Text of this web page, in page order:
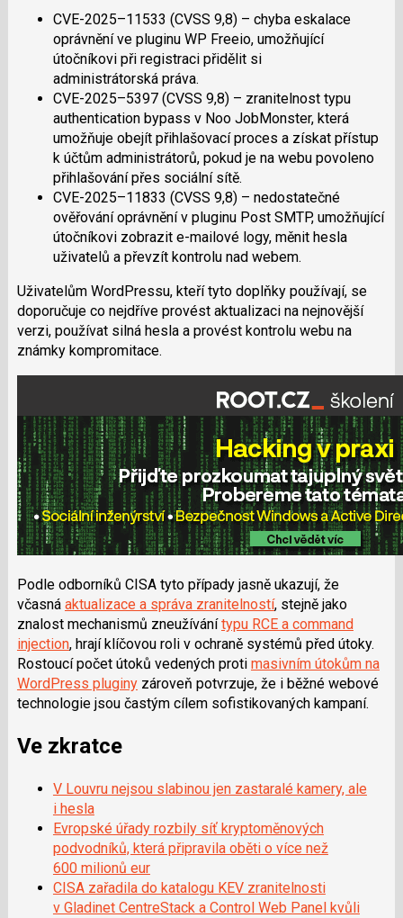
CVE-2025–11533 (CVSS 9,8) – chyba eskalace
oprávnění ve pluginu WP Freeio, umožňující
útočníkovi při registraci přidělit si
administrátorská práva.
CVE-2025–5397 (CVSS 9,8) – zranitelnost typu
authentication bypass v Noo JobMonster, která
umožňuje obejít přihlašovací proces a získat přístup
k účtům administrátorů, pokud je na webu povoleno
přihlašování přes sociální sítě.
CVE-2025–11833 (CVSS 9,8) – nedostatečné
ověřování oprávnění v pluginu Post SMTP, umožňující
útočníkovi zobrazit e-mailové logy, měnit hesla
uživatelů a převzít kontrolu nad webem.
Uživatelům WordPressu, kteří tyto doplňky používají, se
doporučuje co nejdříve provést aktualizaci na nejnovější
verzi, používat silná hesla a provést kontrolu webu na
známky kompromitace.
Podle odborníků CISA tyto případy jasně ukazují, že
včasná aktualizace a správa zranitelností, stejně jako
znalost mechanismů zneužívánítypu RCE a command
injection, hrají klíčovou roli v ochraně systémů před útoky.
Rostoucí počet útoků vedených proti masivním útokům na
WordPress pluginyzároveň potvrzuje, že i běžné webové
technologie jsou častým cílem sofistikovaných kampaní.
Ve zkratce
V Louvru nejsou slabinou jen zastaralé kamery, ale
i hesla
Evropské úřady rozbily síť kryptoměnových
podvodníků, která připravila oběti o více než
600 milionů eur
CISA zařadila do katalogu KEV zranitelnosti
v Gladinet CentreStack a Control Web Panel kvůli